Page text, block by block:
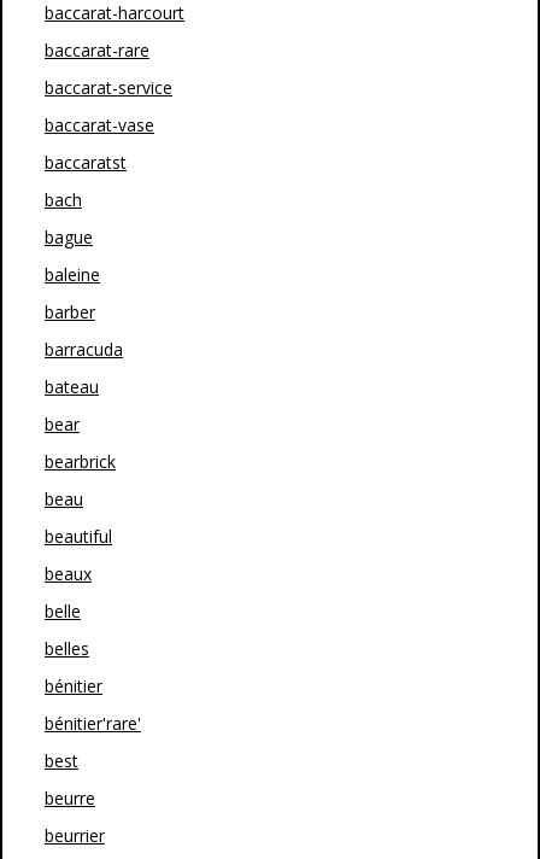
baccarat-harcourt
baccarat-rare
baccarat-service
baccarat-vase
baccaratst
bach
bague
baleine
barber
barracuda
bateau
bear
bearbrick
beau
beautiful
beaux
belle
belles
bénitier
bénitier'rare'
best
beurre
beurrier